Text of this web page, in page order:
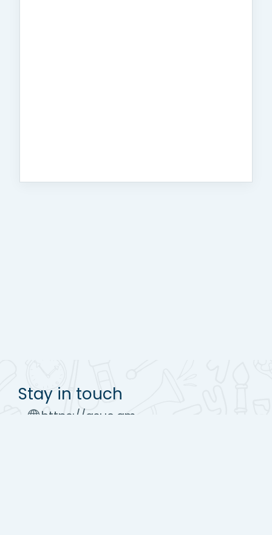
Stay in touch
https://asue.am